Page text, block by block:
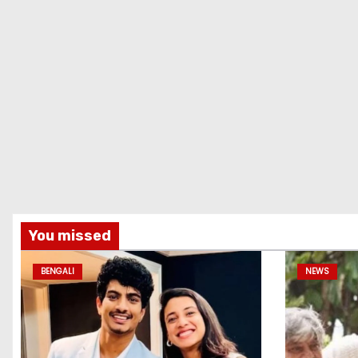
You missed
BENGALI NEWS